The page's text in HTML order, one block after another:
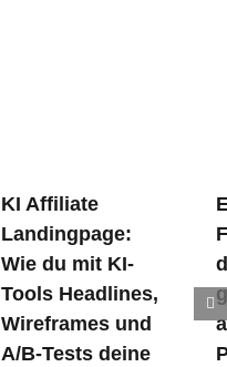
KI Affiliate
Landingpage:
Wie du mit KI-
Tools Headlines,
Wireframes und
A/B-Tests deine